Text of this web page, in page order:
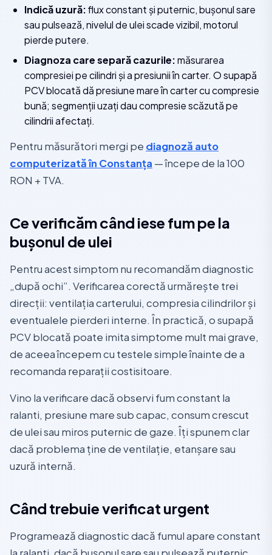
Indică uzură:flux constant și puternic, bușonul sare
sau pulsează, nivelul de ulei scade vizibil, motorul
pierde putere.
Diagnoza care separă cazurile:măsurarea
compresiei pe cilindri și a presiunii în carter. O supapă
PCV blocată dă presiune mare în carter cu compresie
bună; segmenții uzați dau compresie scăzută pe
cilindrii afectați.
Pentru măsurători mergi pe diagnoză auto
computerizată în Constanța — începe de la 100
RON + TVA.
Ce verificăm când iese fum pe la
bușonul de ulei
Pentru acest simptom nu recomandăm diagnostic
„după ochi”. Verificarea corectă urmărește trei
direcții: ventilația carterului, compresia cilindrilor și
eventualele pierderi interne. În practică, o supapă
PCV blocată poate imita simptome mult mai grave,
de aceea începem cu testele simple înainte de a
recomanda reparații costisitoare.
Vino la verificare dacă observi fum constant la
ralanti, presiune mare sub capac, consum crescut
de ulei sau miros puternic de gaze. Îți spunem clar
dacă problema ține de ventilație, etanșare sau
uzură internă.
Când trebuie verificat urgent
Programează diagnostic dacă fumul apare constant